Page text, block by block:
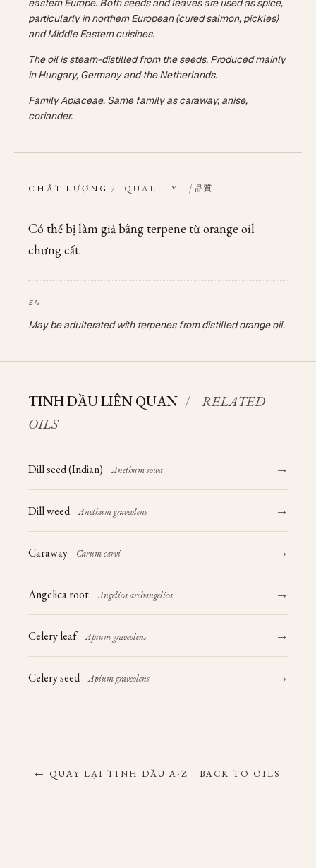
eastern Europe. Both seeds and leaves are used as spice,
particularly in northern European (cured salmon, pickles)
and Middle Eastern cuisines.
The oil is steam-distilled from the seeds. Produced mainly
in Hungary, Germany and the Netherlands.
Family Apiaceae. Same family as caraway, anise,
coriander.
CHẤT LƯỢNG / QUALITY / 品質
Có thể bị làm giả bằng terpene từ orange oil
chưng cất.
May be adulterated with terpenes from distilled orange oil.
TINH DẦU LIÊN QUAN /
RELATED
OILS
Dill seed (Indian) Anethum sowa →
Dill weed Anethum graveolens →
Caraway Carum carvi →
Angelica root Angelica archangelica →
Celery leaf Apium graveolens →
Celery seed Apium graveolens →
← QUAY LẠI TINH DẦU A-Z · BACK TO OILS